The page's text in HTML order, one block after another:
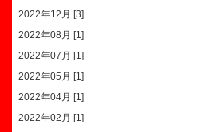
2022年12月 [3]
2022年08月 [1]
2022年07月 [1]
2022年05月 [1]
2022年04月 [1]
2022年02月 [1]